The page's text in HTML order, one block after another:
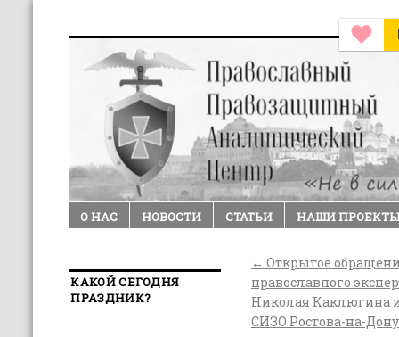
О НАС НОВОСТИ СТАТЬИ НАШИ
← Открытое
православного
Николая Каклюгина
СИЗО Ростова-на-Дону
КАКОЙ СЕГОДНЯ
ПРАЗДНИК?